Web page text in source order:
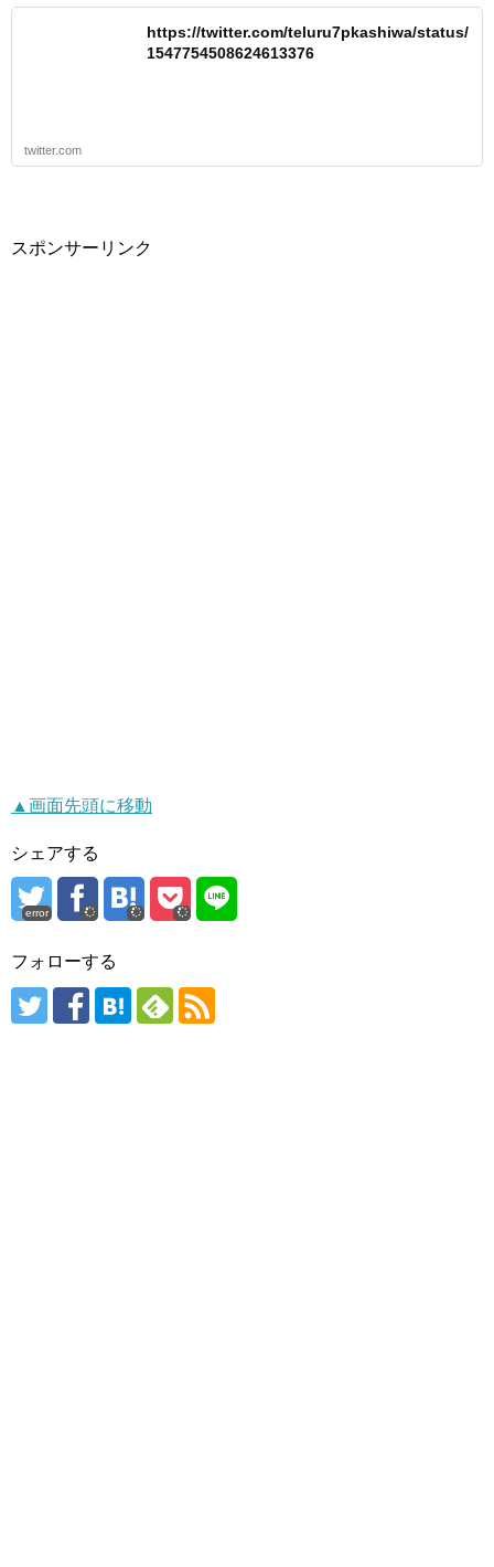
https://twitter.com/teluru7pkashiwa/status/
1547754508624613376
twitter.com
スポンサーリンク
▲画面先頭に移動
シェアする
error
フォローする